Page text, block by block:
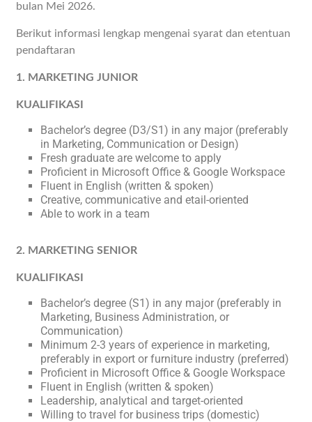
bulan Mei 2026.
Berikut informasi lengkap mengenai syarat dan etentuan
pendaftaran
1. MARKETING JUNIOR
KUALIFIKASI
Bachelor’s degree (D3/S1) in any major (preferably
in Marketing, Communication or Design)
Fresh graduate are welcome to apply
Proficient in Microsoft Office & Google Workspace
Fluent in English (written & spoken)
Creative, communicative and etail-oriented
Able to work in a team
2. MARKETING SENIOR
KUALIFIKASI
Bachelor’s degree (S1) in any major (preferably in
Marketing, Business Administration, or
Communication)
Minimum 2-3 years of experience in marketing,
preferably in export or furniture industry (preferred)
Proficient in Microsoft Office & Google Workspace
Fluent in English (written & spoken)
Leadership, analytical and target-oriented
Willing to travel for business trips (domestic)